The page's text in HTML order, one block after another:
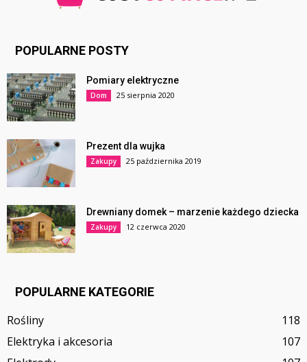
POPULARNE POSTY
Pomiary elektryczne
Dom 25 sierpnia 2020
Prezent dla wujka
Zakupy 25 października 2019
Drewniany domek – marzenie każdego dziecka
Zakupy 12 czerwca 2020
POPULARNE KATEGORIE
Rośliny
118
Elektryka i akcesoria
107